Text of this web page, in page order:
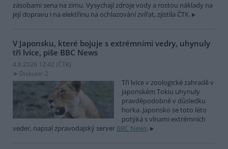
zásobami sena na zimu. Vysychají zdroje vody a rostou náklady na
její dopravu i na elektřinu na ochlazování zvířat, zjistila ČTK.
V Japonsku, které bojuje s extrémními vedry, uhynuly
tři lvice, píše BBC News
4.8.2026 12:42 (ČTK)
Diskuse: 2
Tři lvice v zoologické zahradě v
japonském Tokiu uhynuly
pravděpodobně v důsledku
horka. Japonsko se toto léto
potýká s vlnami extrémních
veder, napsal zpravodajský server BBC News.